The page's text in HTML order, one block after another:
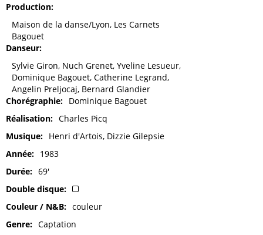
Production
Maison de la danse/Lyon, Les Carnets
Bagouet
Danseur
Sylvie Giron, Nuch Grenet, Yveline Lesueur,
Dominique Bagouet, Catherine Legrand,
Angelin Preljocaj, Bernard Glandier
Chorégraphie
Dominique Bagouet
Réalisation
Charles Picq
Musique
Henri d'Artois, Dizzie Gilepsie
Année
1983
Durée
69'
Double disque
Couleur / N&B
couleur
Genre
Captation